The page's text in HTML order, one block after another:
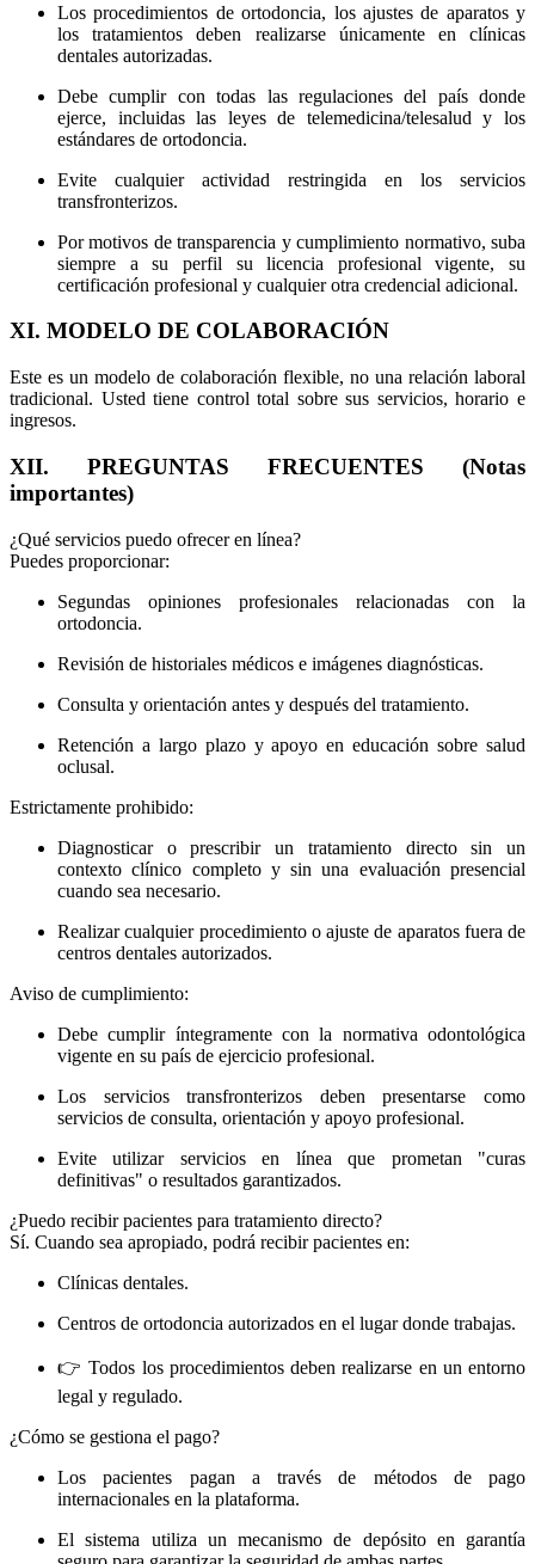
Los procedimientos de ortodoncia, los ajustes de aparatos y
los tratamientos deben realizarse únicamente en clínicas
dentales autorizadas.
Debe cumplir con todas las regulaciones del país donde
ejerce, incluidas las leyes de telemedicina/telesalud y los
estándares de ortodoncia.
Evite cualquier actividad restringida en los servicios
transfronterizos.
Por motivos de transparencia y cumplimiento normativo, suba
siempre a su perfil su licencia profesional vigente, su
certificación profesional y cualquier otra credencial adicional.
XI. MODELO DE COLABORACIÓN
Este es un modelo de colaboración flexible, no una relación laboral
tradicional. Usted tiene control total sobre sus servicios, horario e
ingresos.
XII. PREGUNTAS FRECUENTES (Notas
importantes)
¿Qué servicios puedo ofrecer en línea?
Puedes proporcionar:
Segundas opiniones profesionales relacionadas con la
ortodoncia.
Revisión de historiales médicos e imágenes diagnósticas.
Consulta y orientación antes y después del tratamiento.
Retención a largo plazo y apoyo en educación sobre salud
oclusal.
Estrictamente prohibido:
Diagnosticar o prescribir un tratamiento directo sin un
contexto clínico completo y sin una evaluación presencial
cuando sea necesario.
Realizar cualquier procedimiento o ajuste de aparatos fuera de
centros dentales autorizados.
Aviso de cumplimiento:
Debe cumplir íntegramente con la normativa odontológica
vigente en su país de ejercicio profesional.
Los servicios transfronterizos deben presentarse como
servicios de consulta, orientación y apoyo profesional.
Evite utilizar servicios en línea que prometan "curas
definitivas" o resultados garantizados.
¿Puedo recibir pacientes para tratamiento directo?
Sí. Cuando sea apropiado, podrá recibir pacientes en:
Clínicas dentales.
Centros de ortodoncia autorizados en el lugar donde trabajas.
👉 Todos los procedimientos deben realizarse en un entorno
legal y regulado.
¿Cómo se gestiona el pago?
Los pacientes pagan a través de métodos de pago
internacionales en la plataforma.
El sistema utiliza un mecanismo de depósito en garantía